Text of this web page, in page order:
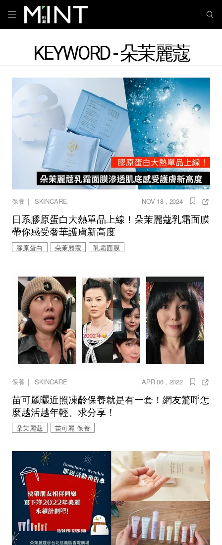
KEYWORD - 朵茉麗蔻
保養 ｜ SKINCARE NOV 18 , 2024
日系膠原蛋白大熱單品上線！朵茉麗蔻乳霜面膜
帶你感受奢華護膚新高度
膠原蛋白 朵茉麗蔻 乳霜面膜
保養 ｜ SKINCARE APR 06 , 2022
苗可麗曬近照凍齡保養就是有一套！網友驚呼怎
麼越活越年輕、求分享！
朵茉麗蔻 苗可麗 保養